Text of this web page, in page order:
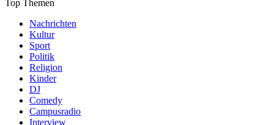
Top Themen
Nachrichten
Kultur
Sport
Politik
Religion
Kinder
DJ
Comedy
Campusradio
Interview